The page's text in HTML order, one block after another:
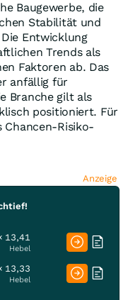
Baugewerbe, die
Stabilität und
Entwicklung
Trends als
Faktoren ab. Das
anfällig für
Branche gilt als
positioniert. Für
Chancen-Risiko-
Anzeige
13,41
Hebel
13,33
Hebel